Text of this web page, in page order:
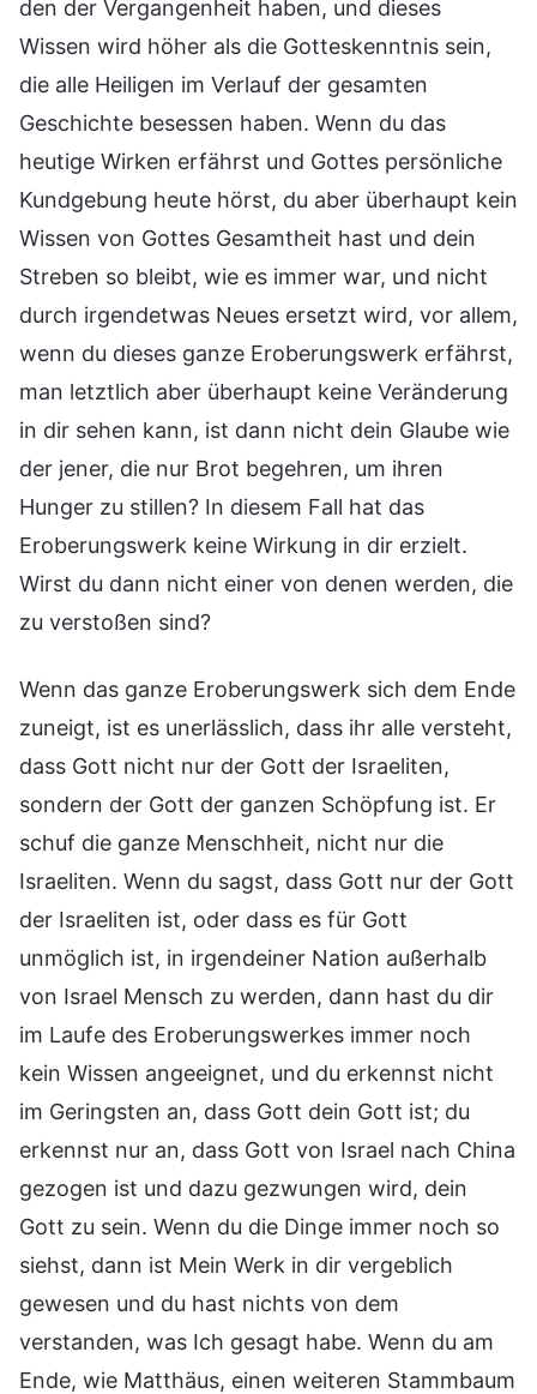
den der Vergangenheit haben, und dieses
Wissen wird höher als die Gotteskenntnis sein,
die alle Heiligen im Verlauf der gesamten
Geschichte besessen haben. Wenn du das
heutige Wirken erfährst und Gottes persönliche
Kundgebung heute hörst, du aber überhaupt kein
Wissen von Gottes Gesamtheit hast und dein
Streben so bleibt, wie es immer war, und nicht
durch irgendetwas Neues ersetzt wird, vor allem,
wenn du dieses ganze Eroberungswerk erfährst,
man letztlich aber überhaupt keine Veränderung
in dir sehen kann, ist dann nicht dein Glaube wie
der jener, die nur Brot begehren, um ihren
Hunger zu stillen? In diesem Fall hat das
Eroberungswerk keine Wirkung in dir erzielt.
Wirst du dann nicht einer von denen werden, die
zu verstoßen sind?
Wenn das ganze Eroberungswerk sich dem Ende
zuneigt, ist es unerlässlich, dass ihr alle versteht,
dass Gott nicht nur der Gott der Israeliten,
sondern der Gott der ganzen Schöpfung ist. Er
schuf die ganze Menschheit, nicht nur die
Israeliten. Wenn du sagst, dass Gott nur der Gott
der Israeliten ist, oder dass es für Gott
unmöglich ist, in irgendeiner Nation außerhalb
von Israel Mensch zu werden, dann hast du dir
im Laufe des Eroberungswerkes immer noch
kein Wissen angeeignet, und du erkennst nicht
im Geringsten an, dass Gott dein Gott ist; du
erkennst nur an, dass Gott von Israel nach China
gezogen ist und dazu gezwungen wird, dein
Gott zu sein. Wenn du die Dinge immer noch so
siehst, dann ist Mein Werk in dir vergeblich
gewesen und du hast nichts von dem
verstanden, was Ich gesagt habe. Wenn du am
Ende, wie Matthäus, einen weiteren Stammbaum